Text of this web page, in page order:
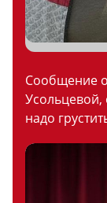
Сообщение
Усольцевой,
надо